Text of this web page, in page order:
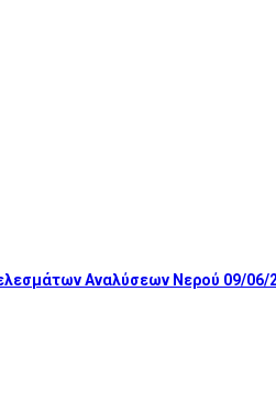
Αναλύσεων Νερού 09/06/